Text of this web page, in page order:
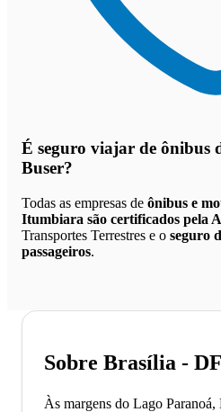
É seguro viajar de ônibus
Buser?
Todas as empresas de ônibus e
Itumbiara são certificados pela
Transportes Terrestres e o seguro
passageiros.
Sobre Brasília - DF
Às margens do Lago